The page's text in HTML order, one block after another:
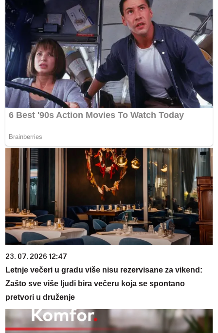
23. 07. 2026 12:47
Letnje večeri u gradu više nisu rezervisane za vikend:
Zašto sve više ljudi bira večeru koja se spontano
pretvori u druženje